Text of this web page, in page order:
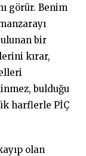
görür. Benim
bir
kırar,
bulduğu
harflerle PİÇ
olan